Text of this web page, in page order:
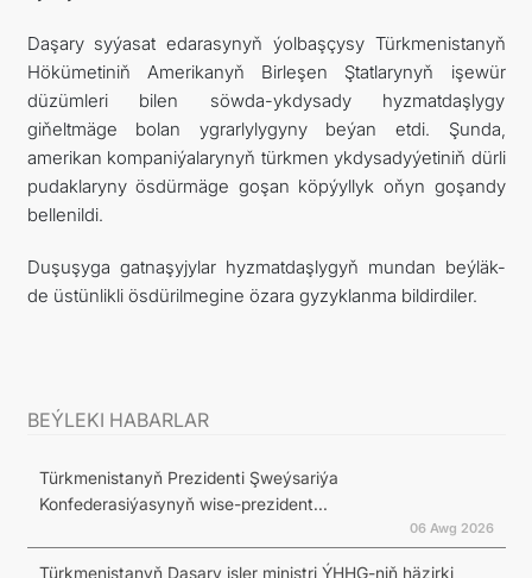
Daşary syýasat edarasynyň ýolbaşçysy Türkmenistanyň
Hökümetiniň Amerikanyň Birleşen Ştatlarynyň işewür
düzümleri bilen söwda-ykdysady hyzmatdaşlygy
giňeltmäge bolan ygrarlylygyny beýan etdi. Şunda,
amerikan kompaniýalarynyň türkmen ykdysadyýetiniň dürli
pudaklaryny ösdürmäge goşan köpýyllyk oňyn goşandy
bellenildi.
Duşuşyga gatnaşyjylar hyzmatdaşlygyň mundan beýläk-
de üstünlikli ösdürilmegine özara gyzyklanma bildirdiler.
BEÝLEKI HABARLAR
Türkmenistanyň Prezidenti Şweýsariýa
Konfederasiýasynyň wise-prezident...
06 Awg 2026
Türkmenistanyň Daşary işler ministri ÝHHG-niň häzirki